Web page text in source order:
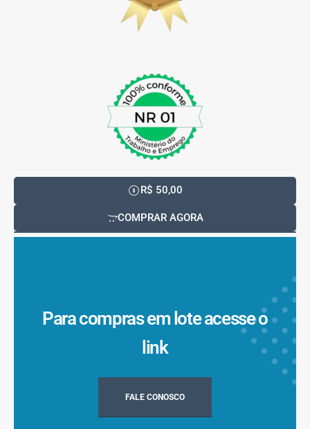
R$ 50,00
COMPRAR AGORA
Para compras em lote acesse o
link
FALE CONOSCO